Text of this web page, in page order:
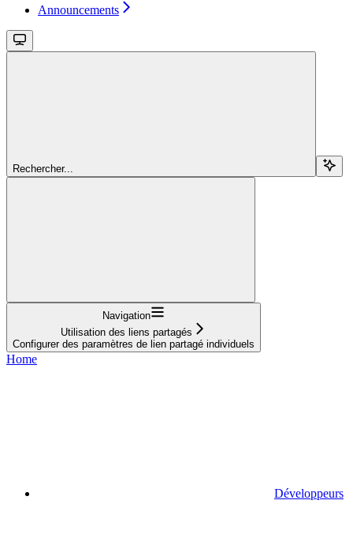
Announcements
Rechercher...
Navigation
Utilisation des liens partagés
Configurer des paramètres de lien partagé individuels
Home
Développeurs